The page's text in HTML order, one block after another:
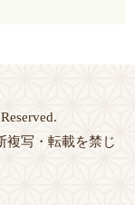
複写・転載を禁じ